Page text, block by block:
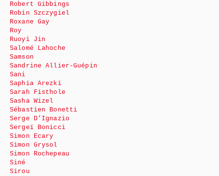
Robert Gibbings
Robin Szczygiel
Roxane Gay
Roy
Ruoyi Jin
Salomé Lahoche
Samson
Sandrine Allier-Guépin
Sani
Saphia Arezki
Sarah Fisthole
Sasha Wizel
Sébastien Bonetti
Serge D’Ignazio
Sergeï Bonicci
Simon Ecary
Simon Grysol
Simon Rochepeau
Siné
Sirou